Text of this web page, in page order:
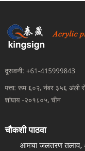
दूरध्वनी: +61-415999843
पत्ता: रूम ६०२, नंबर ३५६ अंली
शांघाय -२०१८०५, चीन
चौकशी पाठवा
आमचा जलतरण तलाव,